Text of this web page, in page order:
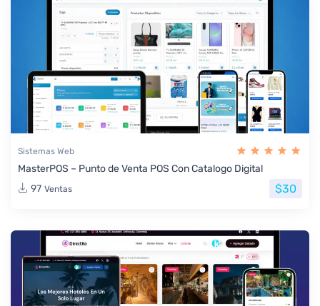
Sistemas Web
MasterPOS – Punto de Venta POS Con Catalogo Digital
97 Ventas $30